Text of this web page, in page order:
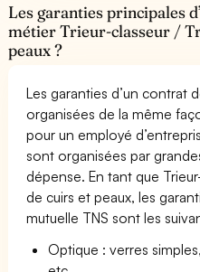
Les garanties principales
métier Trieur-classeur /
peaux ?
Les garanties d’un contrat
organisées de la même
pour un employé
sont organisées par
dépense. En tant que
de cuirs et peaux, les
mutuelle TNS sont les
Optique : verres